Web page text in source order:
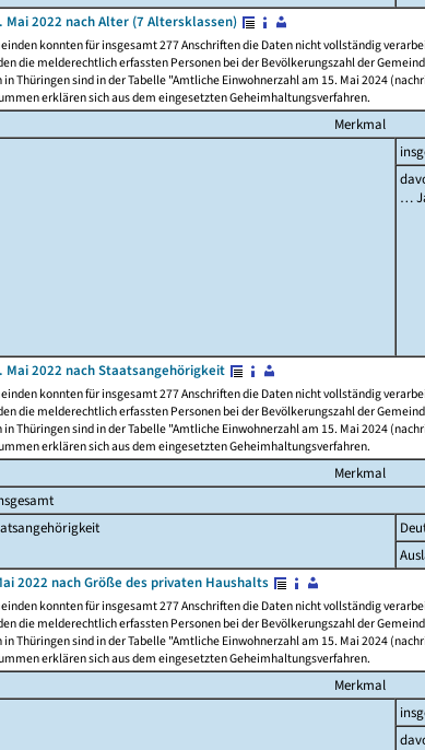
Mai 2022 nach Alter (7 Altersklassen)
konnten für insgesamt 277 Anschriften die Daten nicht vollständig
die melderechtlich erfassten Personen bei der Bevölkerungszahl der
Thüringen sind in der Tabelle "Amtliche Einwohnerzahl am 15. Mai 2024
erklären sich aus dem eingesetzten Geheimhaltungsverfahren.
Merkmal
…
Mai 2022 nach Staatsangehörigkeit
konnten für insgesamt 277 Anschriften die Daten nicht vollständig
die melderechtlich erfassten Personen bei der Bevölkerungszahl der
Thüringen sind in der Tabelle "Amtliche Einwohnerzahl am 15. Mai 2024
erklären sich aus dem eingesetzten Geheimhaltungsverfahren.
Merkmal
2022 nach Größe des privaten Haushalts
konnten für insgesamt 277 Anschriften die Daten nicht vollständig
die melderechtlich erfassten Personen bei der Bevölkerungszahl der
Thüringen sind in der Tabelle "Amtliche Einwohnerzahl am 15. Mai 2024
erklären sich aus dem eingesetzten Geheimhaltungsverfahren.
Merkmal